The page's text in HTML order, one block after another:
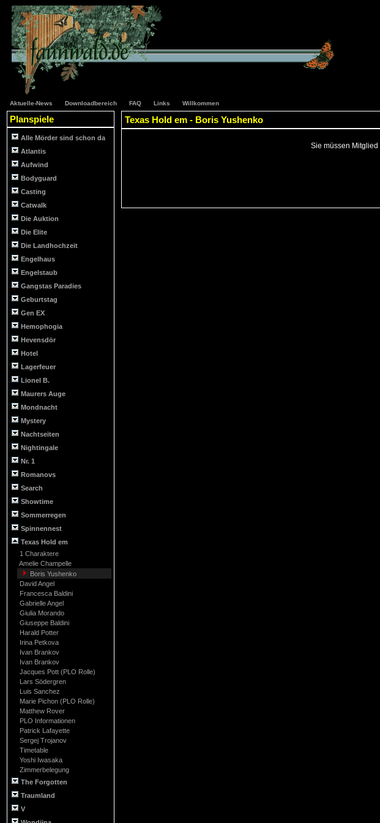
Aktuelle-News Downloadbereich FAQ Links Willkommen
Planspiele
Alle Mörder sind schon da
Atlantis
Aufwind
Bodyguard
Casting
Catwalk
Die Auktion
Die Elite
Die Landhochzeit
Engelhaus
Engelstaub
Gangstas Paradies
Geburtstag
Gen EX
Hemophogia
Hevensdör
Hotel
Lagerfeuer
Lionel B.
Maurers Auge
Mondnacht
Mystery
Nachtseiten
Nightingale
Nr. 1
Romanovs
Search
Showtime
Sommerregen
Spinnennest
Texas Hold em
1 Charaktere
Amelie Champelle
Boris Yushenko
David Angel
Francesca Baldini
Gabrielle Angel
Giulia Morando
Giuseppe Baldini
Harald Potter
Irina Petkova
Ivan Brankov
Ivan Brankov
Jacques Pott (PLO Rolle)
Lars Södergren
Luis Sanchez
Marie Pichon (PLO Rolle)
Matthew Rover
PLO Informationen
Patrick Lafayette
Sergej Trojanov
Timetable
Yoshi Iwasaka
Zimmerbelegung
The Forgotten
Traumland
V
Texas Hold em - Boris Yushenko
Sie müssen